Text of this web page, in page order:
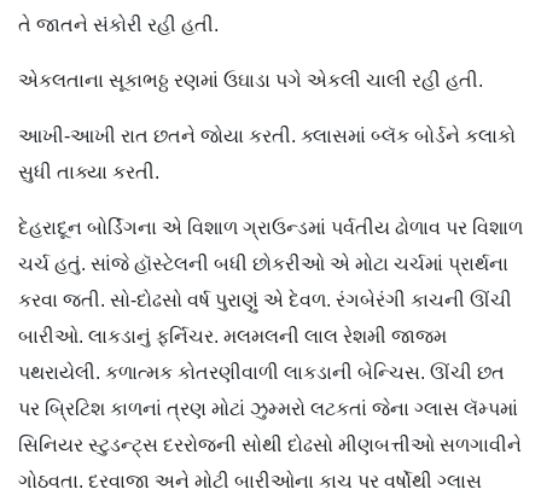
તે જાતને સંકોરી રહી હતી.
એકલતાના સૂકાભઠ્ઠ રણમાં ઉઘાડા પગે એકલી ચાલી રહી હતી.
આખી-આખી રાત છતને જોયા કરતી. ક્લાસમાં બ્લૅક બોર્ડને કલાકો
સુધી તાક્યા કરતી.
દેહરાદૂન બોર્ડિંગના એ વિશાળ ગ્રાઉન્ડમાં પર્વતીય ઢોળાવ પર વિશાળ
ચર્ચ હતું. સાંજે હૉસ્ટેલની બધી છોકરીઓ એ મોટા ચર્ચમાં પ્રાર્થના
કરવા જતી. સો-દોઢસો વર્ષ પુરાણું એ દેવળ. રંગબેરંગી કાચની ઊંચી
બારીઓ. લાકડાનું ફર્નિચર. મલમલની લાલ રેશમી જાજમ
પથરાયેલી. કળાત્મક કોતરણીવાળી લાકડાની બેન્ચિસ. ઊંચી છત
પર બ્રિટિશ કાળનાં ત્રણ મોટાં ઝુમ્મરો લટકતાં જેના ગ્લાસ લૅમ્પમાં
સિનિયર સ્ટુડન્ટ્સ દરરોજની સોથી દોઢસો મીણબત્તીઓ સળગાવીને
ગોઠવતા. દરવાજા અને મોટી બારીઓના કાચ પર વર્ષોથી ગ્લાસ